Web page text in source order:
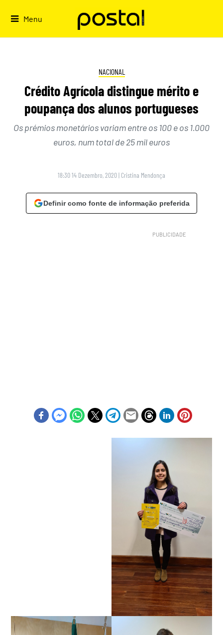
Menu
NACIONAL
Crédito Agrícola distingue mérito e
poupança dos alunos portugueses
Os prémios monetários variam entre os 100 e os 1.000
euros, num total de 25 mil euros
18:30 14 Dezembro, 2020| Cristina Mendonça
Definir como fonte de informação preferida